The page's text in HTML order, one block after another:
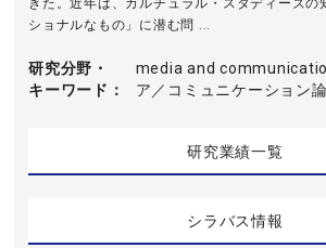
きた。近年は、カルチュラル・スタディーズの
ショナルなもの」に潜む問 ...
研究分野・
キーワード
media and
ア／コミュニケーション論
研究業績一覧
シラバス情報